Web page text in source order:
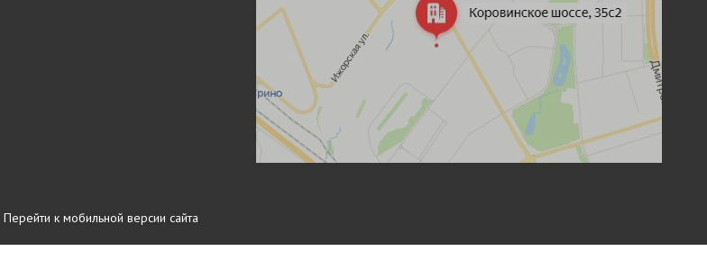
Перейти к мобильной версии сайта